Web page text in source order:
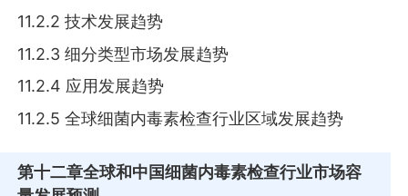
11.2.2 技术发展趋势
11.2.3 细分类型市场发展趋势
11.2.4 应用发展趋势
11.2.5 全球细菌内毒素检查行业区域发展趋势
第十二章全球和中国细菌内毒素检查行业市场容